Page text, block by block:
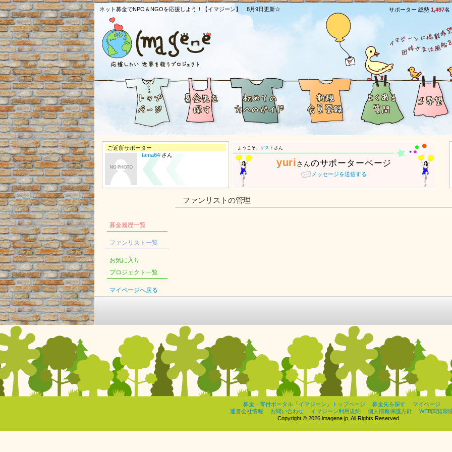
ネット募金でNPO＆NGOを応援しよう！【イマジーン】 8月9日更新☆ サポーター 総勢 1,497名
ご近所サポーター
tama64さん
ようこそ、 ゲスト さん
yuri さんのサポーターページ
メッセージを送信する
募金履歴一覧
ファンリスト一覧
お気に入り
プロジェクト一覧
マイページへ戻る
ファンリストの管理
募金・寄付ポータル「イマジーン」トップページ 募金先を探す
マイページ
運営会社情報
お問い合わせ イマジーン利用規約 個人情報保護方針
WEB閲覧環
Copyright © 2026 imagene.jp, All Rights Reserved.